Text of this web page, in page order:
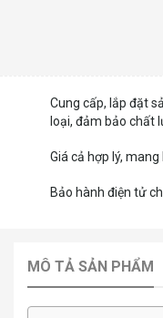
Cung cấp, lắp đặt
loại, đảm bảo chất
Giá cả hợp lý,
Bảo hành điện tử
MÔ TẢ SẢN PHẨM